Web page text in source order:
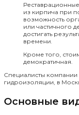
из кирпича при
возможность
или частичного
достигать
времени.
Кроме того,
демократичная.
Специалисты компании
гидроизоляции, в
Основные